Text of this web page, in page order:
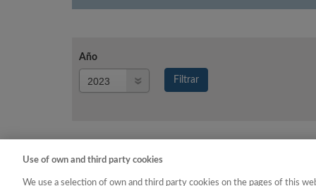
Año
Filtrar
Año
Use of own and third party cookies
We use a selection of own and third party cookies on the pages of this